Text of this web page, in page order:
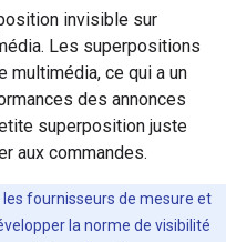
invisible sur
Les superpositions
multimédia, ce qui a un
des annonces
superposition juste
aux commandes.
les fournisseurs de mesure et
la norme de visibilité